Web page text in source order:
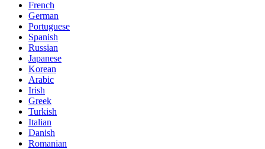
French
German
Portuguese
Spanish
Russian
Japanese
Korean
Arabic
Irish
Greek
Turkish
Italian
Danish
Romanian